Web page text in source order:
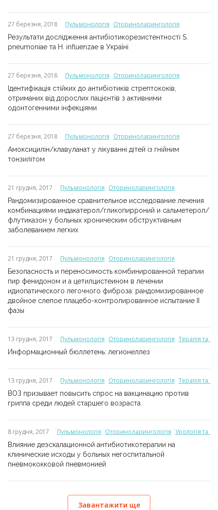
27 березня, 2018 Пульмонологія Оториноларингологія
Результати дослідження антибіотикорезистентності S.
pneumoniae та H. influenzae в Україні
27 березня, 2018 Пульмонологія Оториноларингологія
Ідентифікація стійких до антибіотиків стрептококів,
отриманих від дорослих пацієнтів з активними
одонтогенними інфекціями
27 березня, 2018 Пульмонологія Оториноларингологія
Амоксицилін/клавуланат у лікуванні дітей із гнійним
тонзилітом
21 грудня, 2017 Пульмонологія Оториноларингологія
Рандомизированное сравнительное исследование лечения
комбинациями индакатерол/гликопирроний и сальметерол/
флутиказон у больных хроническим обструктивным
заболеванием легких
21 грудня, 2017 Пульмонологія Оториноларингологія
Безопасность и переносимость комбинированной терапии
пир фенидоном и а цетилцистеином в лечении
идиопатического легочного фиброза: рандомизированное
двойное слепое плацебо-контролированное испытание II
фазы
13 грудня, 2017 Пульмонологія Оториноларингологія Терапія та
Информационный бюллетень: легионеллез
13 грудня, 2017 Пульмонологія Оториноларингологія Терапія та
ВОЗ призывает повысить спрос на вакцинацию против
гриппа среди людей старшего возраста
8 грудня, 2017 Пульмонологія Оториноларингологія Урологія та
Влияние деэскалационной антибиотикотерапии на
клинические исходы у больных негоспитальной
пневмококковой пневмонией
Завантажити ще